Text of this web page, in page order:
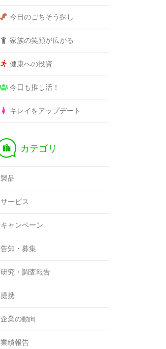
今日のごちそう探し
家族の笑顔が広がる
健康への投資
今日も推し活！
キレイをアップデート
M カテゴリ
製品
サービス
キャンペーン
告知・募集
研究・調査報告
提携
企業の動向
業績報告